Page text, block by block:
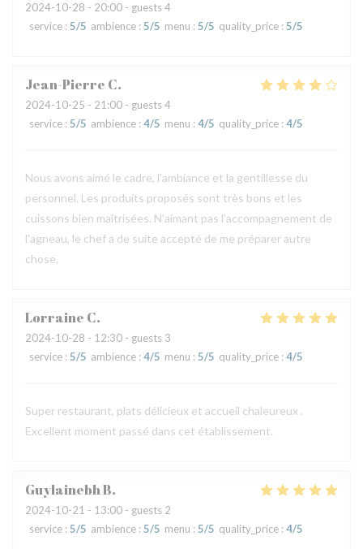
2024-10-28 - 20:00 - guests 4
service : 5/5 ambience : 5/5 menu : 5/5 quality_price : 5/5
Jean-Pierre C
2024-10-25 - 21:00 - guests 4
service : 5/5 ambience : 4/5 menu : 4/5 quality_price : 4/5
Nous avons aimé le cadre, l'ambiance et la gentillesse du
personnel. Les produits proposés sont très bons et les
cuissons bien maîtrisées. N'aimant pas l'accompagnement de
l'agneau, le chef a de suite accepté de me préparer autre
chose.
Lorraine C
2024-10-28 - 12:30 - guests 3
service : 5/5 ambience : 4/5 menu : 5/5 quality_price : 4/5
Super restaurant, plats délicieux et accueil chaleureux .
Excellent moment passé dans cet établissement.
GuylainebhB
2024-10-21 - 13:00 - guests 2
service : 5/5 ambience : 5/5 menu : 5/5 quality_price : 4/5